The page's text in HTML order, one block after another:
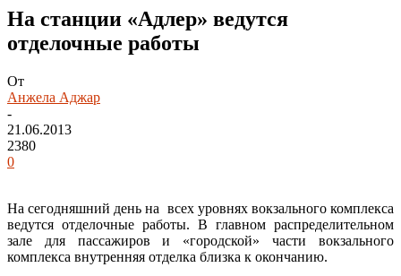
На станции «Адлер» ведутся
отделочные работы
От
Анжела Аджар
-
21.06.2013
2380
0
На сегодняшний день на всех уровнях вокзального комплекса
ведутся отделочные работы. В главном распределительном
зале для пассажиров и «городской» части вокзального
комплекса внутренняя отделка близка к окончанию.